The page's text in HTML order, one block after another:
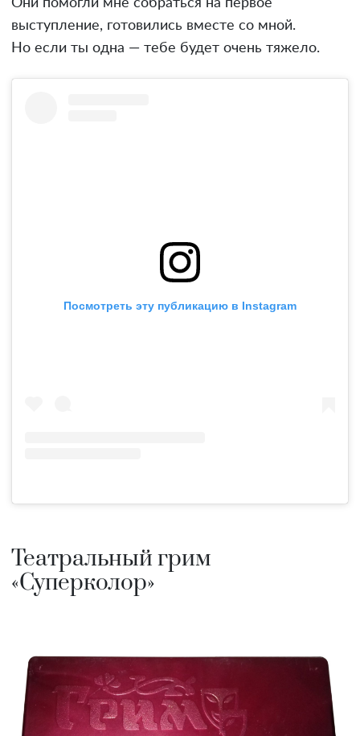
Они помогли мне собраться на первое
выступление, готовились вместе со мной.
Но если ты одна — тебе будет очень тяжело.
Посмотреть эту публикацию в Instagram
Театральный грим
«Суперколор»